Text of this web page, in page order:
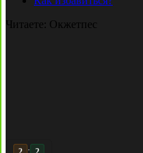
Читаете: Окжетпес